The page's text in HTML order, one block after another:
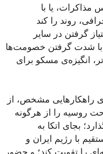
یا با
روند را کند
گرفتن در سایر
با شدت گرفتن خصومت‌ها
انگیزه‌ی مسکو برای
راهکارهایی مشخص، از
روسیه را از هرگونه
بجای اتکا به
با رژیم ایران و
را تقویت کند؛ و حضور